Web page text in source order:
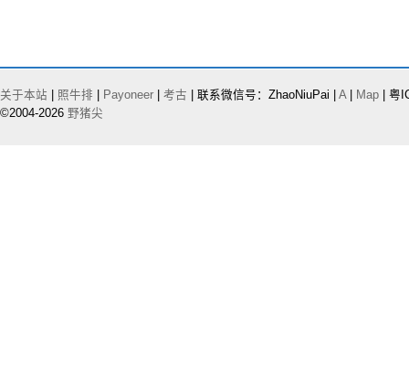
关于本站 照牛排 Payoneer 考古 | 联系微信号：ZhaoNiuPai | A| Map | 粤
©2004-2026 野猪尖